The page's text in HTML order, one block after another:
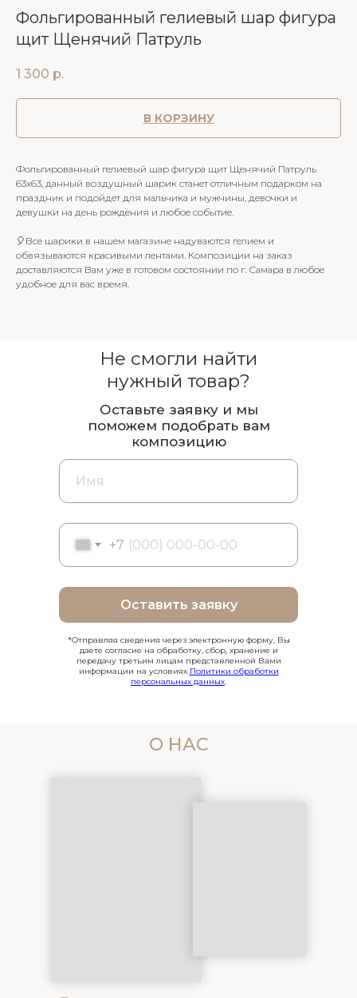
Фольгированный гелиевый шар фигура
щит Щенячий Патруль
1 300 р.
В КОРЗИНУ
Фольгированный гелиевый шар фигура щит Щенячий Патруль
63х63, данный воздушный шарик станет отличным подарком на
праздник и подойдет для мальчика и мужчины, девочки и
девушки на день рождения и любое событие.
🎈Все шарики в нашем магазине надуваются гелием и
обвязываются красивыми лентами. Композиции на заказ
доставляются Вам уже в готовом состоянии по г. Самара в любое
удобное для вас время.
+7
Оставить заявку
Не смогли найти
нужный товар?
Оставьте заявку и мы
поможем подобрать вам
композицию
*Отправляя сведения через электронную форму, Вы
даете согласие на обработку, сбор, хранение и
передачу третьим лицам представленной Вами
информации на условиях Политики обработки
персональных данных.
О НАС